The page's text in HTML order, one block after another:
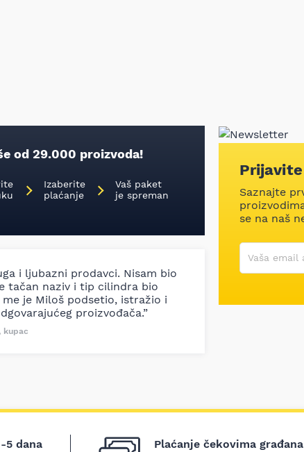
od 29.000 proizvoda!
Izaberite
plaćanje
Vaš paket
je spreman
i ljubazni prodavci. Nisam bio
tačan naziv i tip cilindra bio
je Miloš podsetio, istražio i
proizvođača.”
kupac
Saznajte
se na naš
Korisničko
Vaša email
5 dana Plaćanje čekovima građana